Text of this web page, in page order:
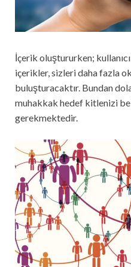
İçerik oluştururken;
içerikler, sizleri daha fazla
buluşturacaktır. Bundan
muhakkak hedef kitlenizi
gerekmektedir.